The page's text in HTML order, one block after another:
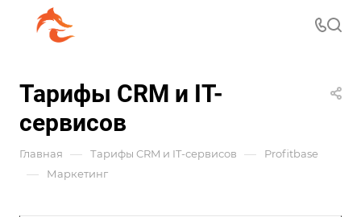
Тарифы CRM и IT-
сервисов
Главная — Тарифы CRM и IT-сервисов — Profitbase
— Маркетинг